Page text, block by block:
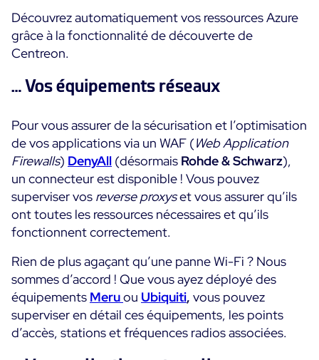
The Watch
Ebooks
Infographies
Salle de presse
Nouveautés
Bonnes Pratiques
Témoignages Clients
Evénements
A venir
Passés
Webinars
TARIFS
Centreon Log Management
Centreon Experience Monitoring
English
Découvrez automatiquement vos ressources Azure
grâce à la fonctionnalité de découverte de
Centreon.
… Vos équipements réseaux
Pour vous assurer de la sécurisation et l’optimisation
de vos applications via un WAF (Web Application
Firewalls) DenyAll (désormais Rohde & Schwarz),
un connecteur est disponible ! Vous pouvez
superviser vos reverse proxyset vous assurer qu’ils
ont toutes les ressources nécessaires et qu’ils
fonctionnent correctement.
Rien de plus agaçant qu’une panne Wi-Fi ? Nous
sommes d’accord ! Que vous ayez déployé des
équipements Meruou Ubiquiti, vous pouvez
superviser en détail ces équipements, les points
d’accès, stations et fréquences radios associées.